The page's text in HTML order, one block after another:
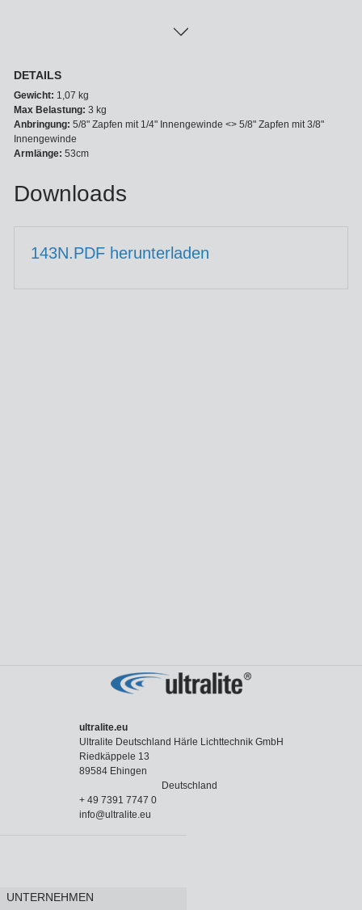
DETAILS
Gewicht: 1,07 kg
Max Belastung: 3 kg
Anbringung: 5/8" Zapfen mit 1/4" Innengewinde <> 5/8" Zapfen mit 3/8"
Innengewinde
Armlänge: 53cm
Downloads
143N.PDF herunterladen
ultralite.eu
Ultralite Deutschland Härle Lichttechnik GmbH
Riedkäppele 13
89584 Ehingen
Deutschland
+ 49 7391 7747 0
info@ultralite.eu
UNTERNEHMEN